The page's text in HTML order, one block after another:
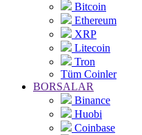
Bitcoin
Ethereum
XRP
Litecoin
Tron
Tüm Coinler
BORSALAR
Binance
Huobi
Coinbase